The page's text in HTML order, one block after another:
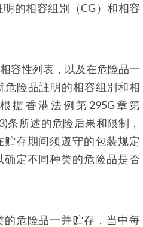
的相容组別（CG）和相容
容性列表，以及在危险品一
危险品註明的相容组別和相
据香港法例第295G章第
条所述的危险后果和限制，
贮存期间须遵守的包装规定
确定不同种类的危险品是否
的危险品一并贮存，当中每